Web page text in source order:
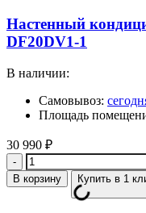
Настенный
DF20DV1-1
В наличии:
Самовывоз:
Площадь
30 990 ₽
Количество
В корзину Купить в 1